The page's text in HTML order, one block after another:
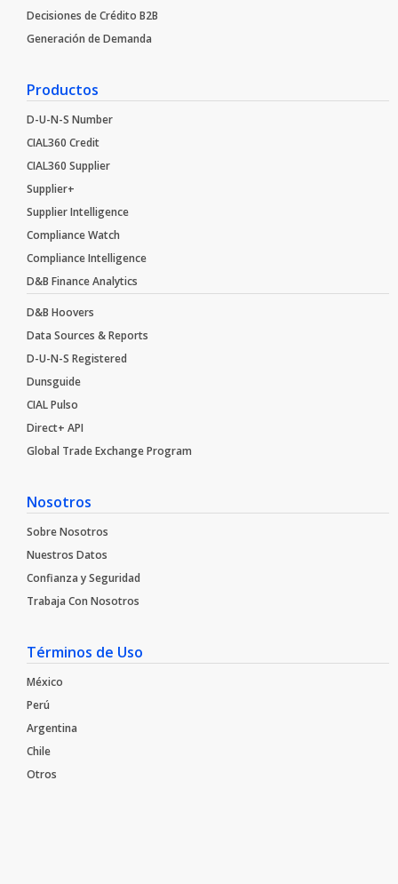
Decisiones de Crédito B2B
Generación de Demanda
Productos
D-U-N-S Number
CIAL360 Credit
CIAL360 Supplier
Supplier+
Supplier Intelligence
Compliance Watch
Compliance Intelligence
D&B Finance Analytics
D&B Hoovers
Data Sources & Reports
D-U-N-S Registered
Dunsguide
CIAL Pulso
Direct+ API
Global Trade Exchange Program
Nosotros
Sobre Nosotros
Nuestros Datos
Confianza y Seguridad
Trabaja Con Nosotros​
Términos de Uso
México
Perú
Argentina
Chile
Otros